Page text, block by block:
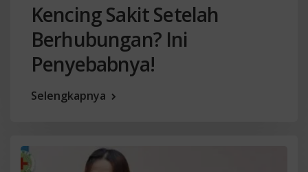
Kencing Sakit Setelah
Berhubungan? Ini
Penyebabnya!
Selengkapnya